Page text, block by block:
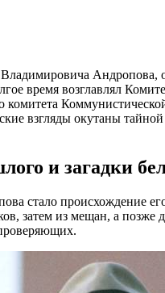
Андропова,
время возглавлял
комитета
взгляды окутаны
и загадки
стало происхождение
затем из мещан, а